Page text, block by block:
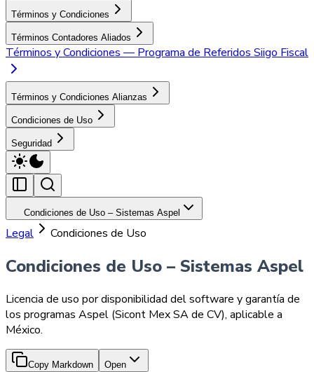
Términos y Condiciones
Términos Contadores Aliados
Términos y Condiciones — Programa de Referidos Siigo Fiscal
Términos y Condiciones Alianzas
Condiciones de Uso
Seguridad
Condiciones de Uso – Sistemas Aspel
Legal Condiciones de Uso
Condiciones de Uso – Sistemas Aspel
Licencia de uso por disponibilidad del software y garantía de
los programas Aspel (Sicont Mex SA de CV), aplicable a
México.
Copy Markdown Open